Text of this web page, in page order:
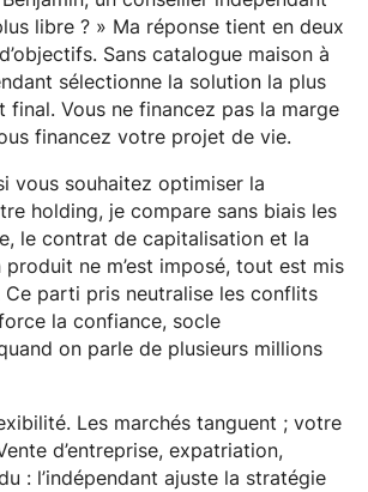
libre ? » Ma réponse tient en deux
Sans catalogue maison à
sélectionne la solution la plus
final. Vous ne financez pas la marge
financez votre projet de vie.
vous souhaitez optimiser la
holding, je compare sans biais les
le contrat de capitalisation et la
produit ne m’est imposé, tout est mis
Ce parti pris neutralise les conflits
la confiance, socle
on parle de plusieurs millions
Les marchés tanguent ; votre
d’entreprise, expatriation,
: l’indépendant ajuste la stratégie